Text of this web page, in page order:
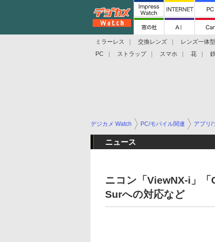
ミラーレス 交換レンズ レンズ一体
PC
ストラップ スマホ 花
デジカメ Watch PC/モバイル関連 アプリ/
ニュース
ニコン「ViewNX-i」
Surへの対応など